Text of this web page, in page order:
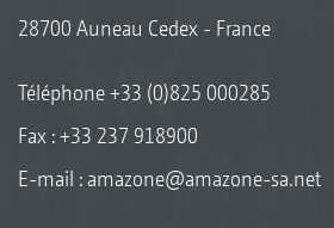
28700 Auneau Cedex - France
Téléphone+33 (0)825 000285
Fax : +33 237 918900
E-mail : amazone@amazone-sa.net